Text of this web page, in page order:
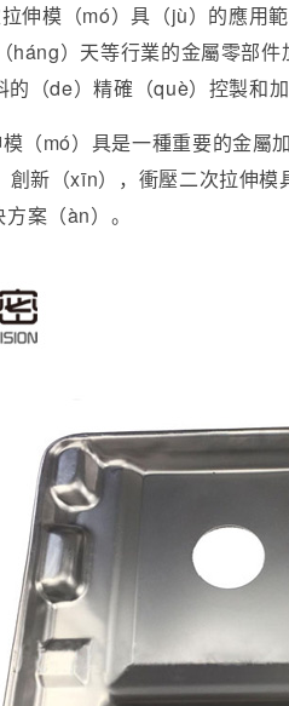
伸模（mó）具（jù）的應用
）天等行業的金屬零部件
（de）精確（què）控製和
（mó）具是一種重要的金屬
創新（xīn），衝壓二次拉伸
案（àn）。